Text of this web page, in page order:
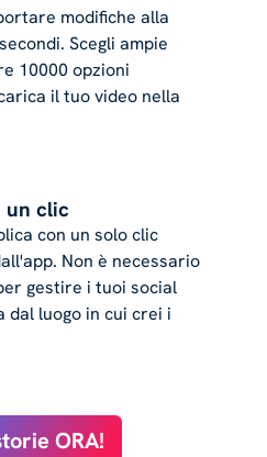
modifiche alla
Scegli ampie
10000 opzioni
il tuo video nella
un clic
con un solo clic
Non è necessario
gestire i tuoi social
dal luogo in cui crei i
ORA!